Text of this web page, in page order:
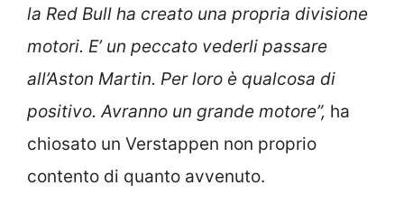
la Red Bull ha creato una propria divisione
motori. E’ un peccato vederli passare
all’Aston Martin. Per loro è qualcosa di
positivo. Avranno un grande motore”, ha
chiosato un Verstappen non proprio
contento di quanto avvenuto.